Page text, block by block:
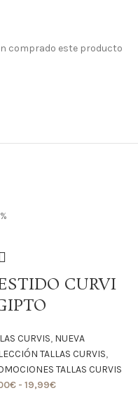
comprado este producto
CURVI
CURVIS, NUEVA
TALLAS CURVIS,
TALLAS CURVIS
€ - 19,99€